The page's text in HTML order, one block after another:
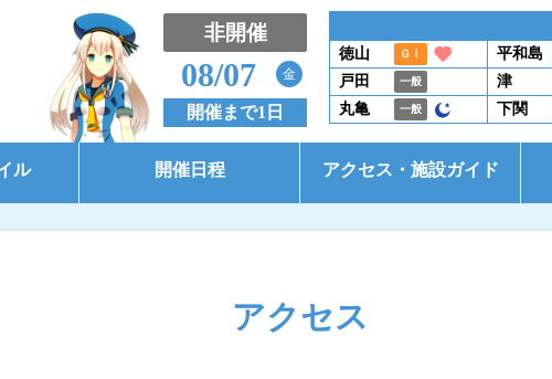
非開催
08/07 金
開催まで1日
徳山
ＧⅠ 平和島
戸田 一般 津
丸亀 一般 下関
ル 開催日程
開催日程（BTS市原）
アクセス・施設ガイド
アクセス